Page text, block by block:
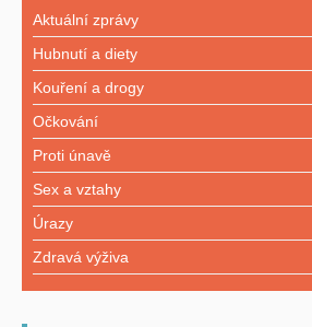
Aktuální zprávy
Hubnutí a diety
Kouření a drogy
Očkování
Proti únavě
Sex a vztahy
Úrazy
Zdravá výživa